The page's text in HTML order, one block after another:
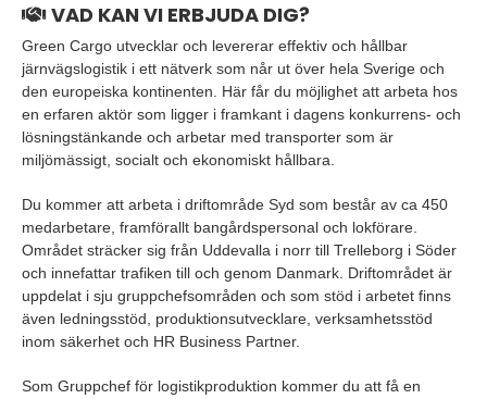
VAD KAN VI ERBJUDA DIG?
Green Cargo utvecklar och levererar effektiv och hållbar
järnvägslogistik i ett nätverk som når ut över hela Sverige och
den europeiska kontinenten. Här får du möjlighet att arbeta hos
en erfaren aktör som ligger i framkant i dagens konkurrens- och
lösningstänkande och arbetar med transporter som är
miljömässigt, socialt och ekonomiskt hållbara.
Du kommer att arbeta i driftområde Syd som består av ca 450
medarbetare, framförallt bangårdspersonal och lokförare.
Området sträcker sig från Uddevalla i norr till Trelleborg i Söder
och innefattar trafiken till och genom Danmark. Driftområdet är
uppdelat i sju gruppchefsområden och som stöd i arbetet finns
även ledningsstöd, produktionsutvecklare, verksamhetsstöd
inom säkerhet och HR Business Partner.
Som Gruppchef för logistikproduktion kommer du att få en